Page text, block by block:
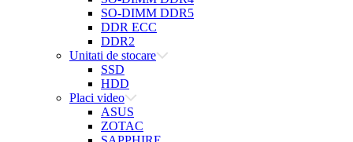
SO-DIMM DDR5
DDR ECC
DDR2
Unitati de stocare
SSD
HDD
Placi video
ASUS
ZOTAC